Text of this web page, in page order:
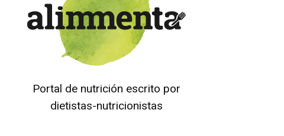
Portal de nutrición escrito por
dietistas-nutricionistas